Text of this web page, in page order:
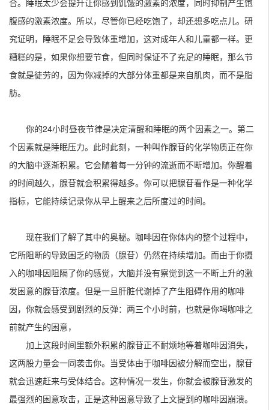
合。睡眠太少会提升让你感到饥饿的激素的浓度，同时抑制产生饱
腹感的激素浓度。所以，尽管你已经吃饱了，却还想多吃点儿。研
究证明，睡眠不足会导致体重增加，这对成年人和儿童都一样。更
糟糕的是，如果你想要节食，但同时保证不了充足的睡眠，那么节
食就是徒劳的，因为你减掉的大部分体重都是来自肌肉，而不是脂
肪。
你的24小时昼夜节律是决定清醒和睡眠的两个因素之一。第二
个因素就是睡眠压力。此时此刻，一种叫作腺苷的化学物质正在你
的大脑中逐渐积累。它会随着每一分钟的流逝而不断增加。你醒着
的时间越久，腺苷就会积累得越多。你可以把腺苷看作是一种化学
指标，它能持续记录你从早上醒来之后所度过的时间。
现在我们了解了其中的奥秘。咖啡因在你体内的整个过程中，
它所阻断的导致困乏的物质（腺苷）仍然在持续增加。而由于你摄
入的咖啡因阻隔了你的感觉，大脑并没有察觉到这一不断上升的激
发困意的腺苷浓度。但是一旦肝脏代谢掉了产生阻碍作用的咖啡
因，你就会感受到剧烈的反弹：两三个小时前，也就是你喝咖啡之
前就产生的困意，
加上这段时间里额外积累的腺苷正不耐烦地等着咖啡因消失，
这两股力量会一同袭击你。当受体由于咖啡因被分解而空出，腺苷
就会迅速赶来与受体结合。这种情况一发生，你就会被腺苷激发的
最强烈的困意攻击，正是这种困意导致了上文提到的咖啡因崩溃。